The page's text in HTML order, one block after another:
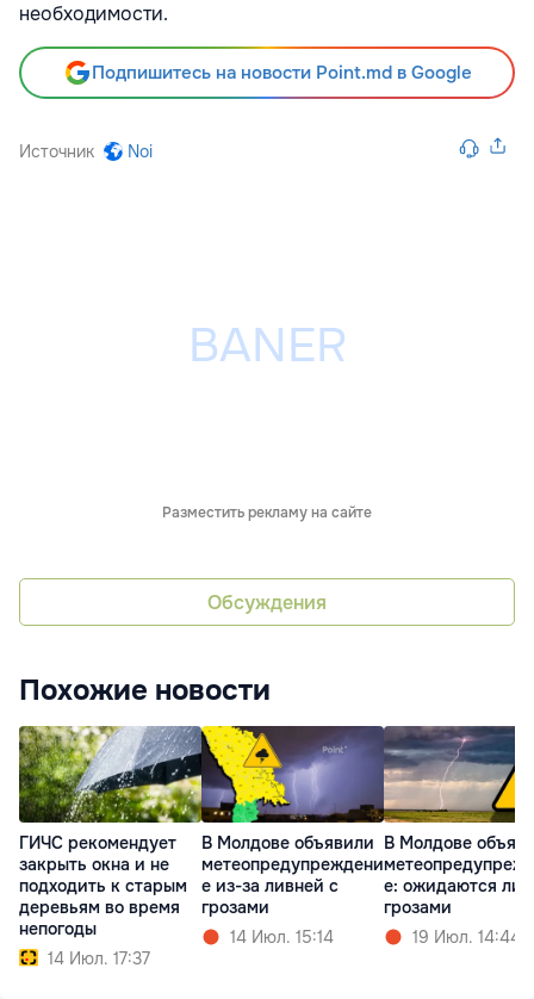
необходимости.
Подпишитесь на новости Point.md в Google
Источник Noi
Разместить рекламу на сайте
Обсуждения
Похожие новости
ГИЧС рекомендует
закрыть окна и не
подходить к старым
деревьям во время
непогоды
14 Июл. 17:37
В Молдове объявили
метеопредупреждени
е из-за ливней с
грозами
14 Июл. 15:14
В Молдове
е: ожидаются
грозами
19 Июл. 14:44